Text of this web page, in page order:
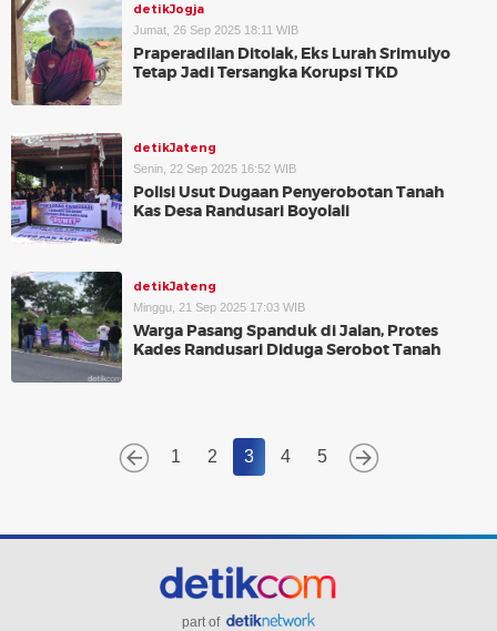
detikJogja
Jumat, 26 Sep 2025 18:11 WIB
Praperadilan Ditolak, Eks Lurah Srimulyo
Tetap Jadi Tersangka Korupsi TKD
detikJateng
Senin, 22 Sep 2025 16:52 WIB
Polisi Usut Dugaan Penyerobotan Tanah
Kas Desa Randusari Boyolali
detikJateng
Minggu, 21 Sep 2025 17:03 WIB
Warga Pasang Spanduk di Jalan, Protes
Kades Randusari Diduga Serobot Tanah
1 2 3 4 5
part of